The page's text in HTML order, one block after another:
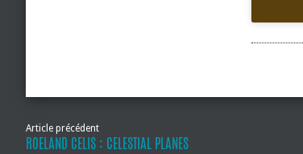
Article précédent
ROELAND CELIS : CELESTIAL PLANES